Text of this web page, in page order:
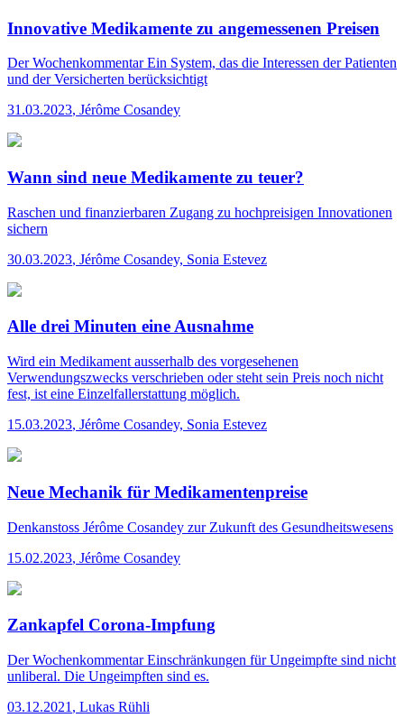
Innovative Medikamente zu angemessenen Preisen
Der WochenkommentarEin System, das die Interessen der Patienten
und der Versicherten berücksichtigt
31.03.2023, Jérôme Cosandey
Wann sind neue Medikamente zu teuer?
Raschen und finanzierbaren Zugang zu hochpreisigen Innovationen
sichern
30.03.2023, Jérôme Cosandey, Sonia Estevez
Alle drei Minuten eine Ausnahme
Wird ein Medikament ausserhalb des vorgesehenen
Verwendungszwecks verschrieben oder steht sein Preis noch nicht
fest, ist eine Einzelfallerstattung möglich.
15.03.2023, Jérôme Cosandey, Sonia Estevez
Neue Mechanik für Medikamentenpreise
Denkanstoss Jérôme Cosandey zur Zukunft des Gesundheitswesens
15.02.2023, Jérôme Cosandey
Zankapfel Corona-Impfung
Der WochenkommentarEinschränkungen für Ungeimpfte sind nicht
unliberal. Die Ungeimpften sind es.
03.12.2021 , Lukas Rühli